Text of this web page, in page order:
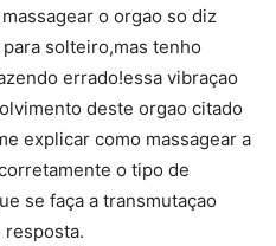
o orgao so diz
solteiro,mas tenho
errado!essa vibraçao
deste orgao citado
explicar como massagear a
o tipo de
se faça a transmutaçao
resposta.